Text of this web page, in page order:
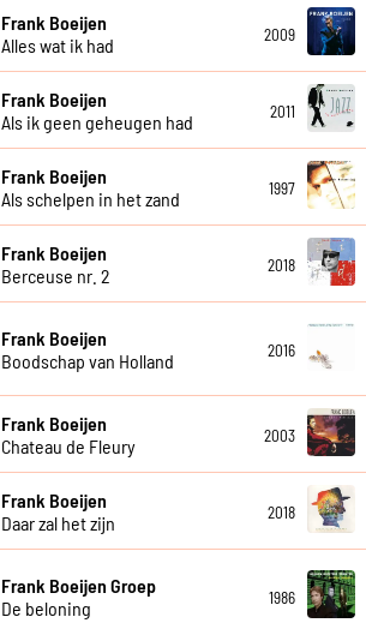
Frank Boeijen
Alles wat ik had
2009
Frank Boeijen
Als ik geen geheugen had
2011
Frank Boeijen
Als schelpen in het zand
1997
Frank Boeijen
Berceuse nr. 2
2018
Frank Boeijen
Boodschap van Holland
2016
Frank Boeijen
Chateau de Fleury
2003
Frank Boeijen
Daar zal het zijn
2018
Frank Boeijen Groep
De beloning
1986